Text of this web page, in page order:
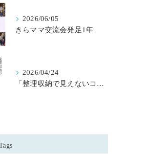
2026/06/05
きらママ交流会発足1年
2026/04/24
「整理収納で見えないコストを減らす」京都桂川ロータリークラブ様主催